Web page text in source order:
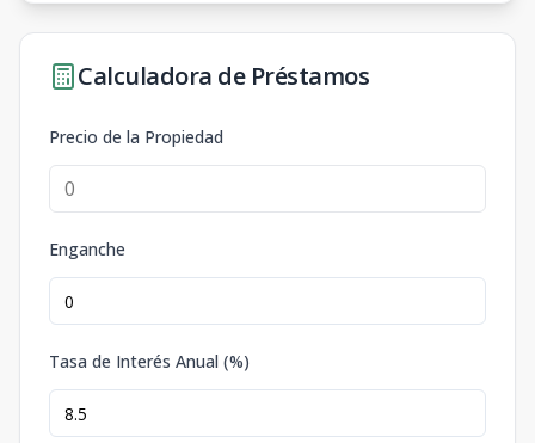
Calculadora de Préstamos
Precio de la Propiedad
Enganche
Tasa de Interés Anual (%)